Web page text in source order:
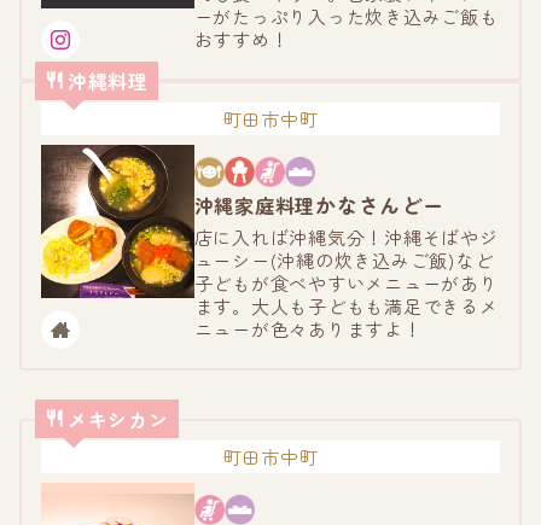
ーがたっぷり入った炊き込みご飯も
おすすめ！
沖縄料理
町田市中町
沖縄家庭料理かなさんどー
店に入れば沖縄気分！沖縄そばやジ
ューシー(沖縄の炊き込みご飯)など
子どもが食べやすいメニューがあり
ます。大人も子どもも満足できるメ
ニューが色々ありますよ！
メキシカン
町田市中町